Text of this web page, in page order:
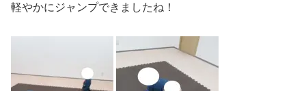
軽やかにジャンプできましたね！